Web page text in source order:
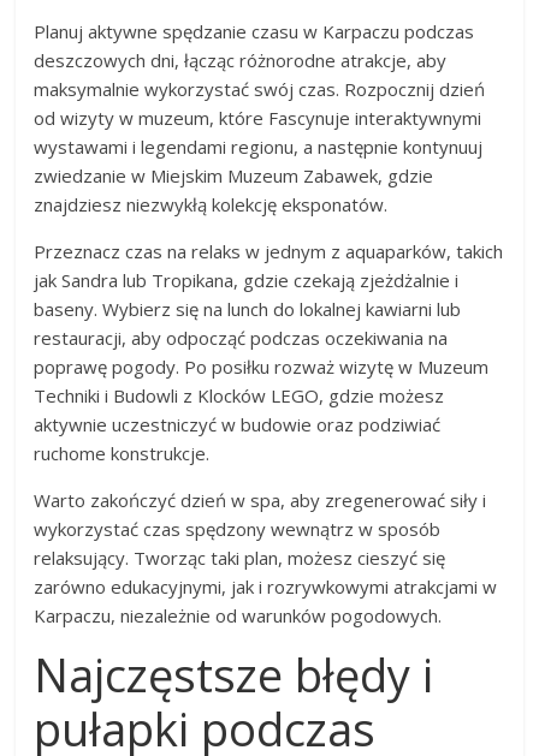
Planuj aktywne spędzanie czasu w Karpaczu podczas
deszczowych dni, łącząc różnorodne atrakcje, aby
maksymalnie wykorzystać swój czas. Rozpocznij dzień
od wizyty w muzeum, które Fascynuje interaktywnymi
wystawami i legendami regionu, a następnie kontynuuj
zwiedzanie w Miejskim Muzeum Zabawek, gdzie
znajdziesz niezwykłą kolekcję eksponatów.
Przeznacz czas na relaks w jednym z aquaparków, takich
jak Sandra lub Tropikana, gdzie czekają zjeżdżalnie i
baseny. Wybierz się na lunch do lokalnej kawiarni lub
restauracji, aby odpocząć podczas oczekiwania na
poprawę pogody. Po posiłku rozważ wizytę w Muzeum
Techniki i Budowli z Klocków LEGO, gdzie możesz
aktywnie uczestniczyć w budowie oraz podziwiać
ruchome konstrukcje.
Warto zakończyć dzień w spa, aby zregenerować siły i
wykorzystać czas spędzony wewnątrz w sposób
relaksujący. Tworząc taki plan, możesz cieszyć się
zarówno edukacyjnymi, jak i rozrywkowymi atrakcjami w
Karpaczu, niezależnie od warunków pogodowych.
Najczęstsze błędy i
pułapki podczas